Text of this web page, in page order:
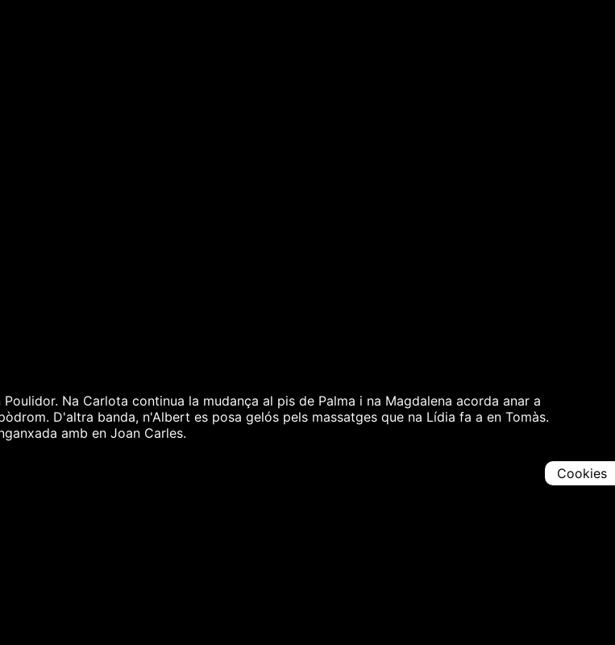
Na Carlota continua la mudança al pis de Palma i na Magdalena acorda anar a
D'altra banda, n'Albert es posa gelós pels massatges que na Lídia fa a en Tomàs.
amb en Joan Carles.
Cookies